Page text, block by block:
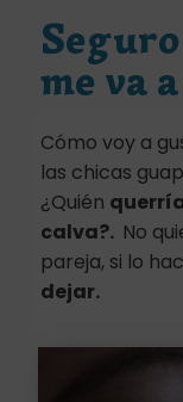
me va
Cómo voy a
las chicas
¿Quién
calva?. No
pareja, si lo
dejar.